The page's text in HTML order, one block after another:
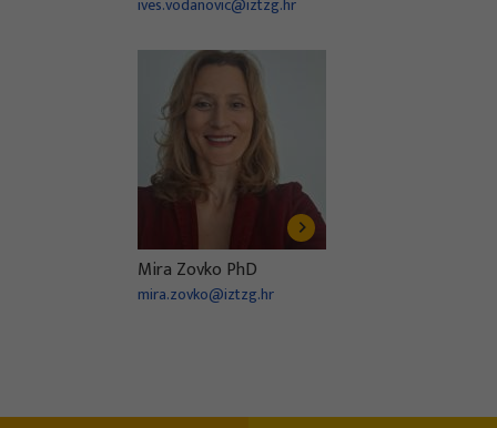
ives.vodanovic@iztzg.hr
Mira Zovko PhD
mira.zovko@iztzg.hr